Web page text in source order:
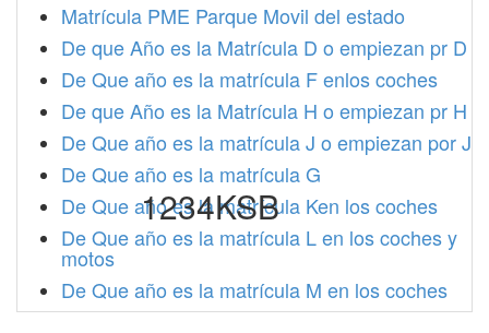
Matrícula PME Parque Movil del estado
De que Año es la Matrícula D o empiezan pr D
De Que año es la matrícula F enlos coches
De que Año es la Matrícula H o empiezan pr H
De Que año es la matrícula J o empiezan por J
De Que año es la matrícula G
De Que año es la matrícula Ken los coches
De Que año es la matrícula L en los coches y
motos
De Que año es la matrícula M en los coches
1234KSB